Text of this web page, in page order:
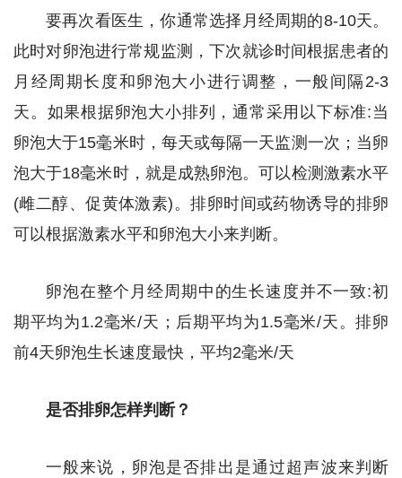
要再次看医生，你通常选择月经周期的8-10天。
此时对卵泡进行常规监测，下次就诊时间根据患者的
月经周期长度和卵泡大小进行调整，一般间隔2-3
天。如果根据卵泡大小排列，通常采用以下标准:当
卵泡大于15毫米时，每天或每隔一天监测一次；当卵
泡大于18毫米时，就是成熟卵泡。可以检测激素水平
(雌二醇、促黄体激素)。排卵时间或药物诱导的排卵
可以根据激素水平和卵泡大小来判断。
卵泡在整个月经周期中的生长速度并不一致:初
期平均为1.2毫米/天；后期平均为1.5毫米/天。排卵
前4天卵泡生长速度最快，平均2毫米/天
是否排卵怎样判断？
一般来说，卵泡是否排出是通过超声波来判断